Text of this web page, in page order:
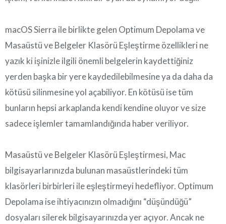
macOS Sierra ile birlikte gelen Optimum Depolama ve
Masaüstü ve Belgeler Klasörü Eşleştirme özellikleri ne
yazık ki işinizle ilgili önemli belgelerin kaydettiğiniz
yerden başka bir yere kaydedilebilmesine ya da daha da
kötüsü silinmesine yol açabiliyor. En kötüsü ise tüm
bunların hepsi arkaplanda kendi kendine oluyor ve size
sadece işlemler tamamlandığında haber veriliyor.
Masaüstü ve Belgeler Klasörü Eşleştirmesi, Mac
bilgisayarlarınızda bulunan masaüstlerindeki tüm
klasörleri birbirleri ile eşleştirmeyi hedefliyor. Optimum
Depolama ise ihtiyacınızın olmadığını “düşündüğü”
dosyaları silerek bilgisayarınızda yer açıyor. Ancak ne